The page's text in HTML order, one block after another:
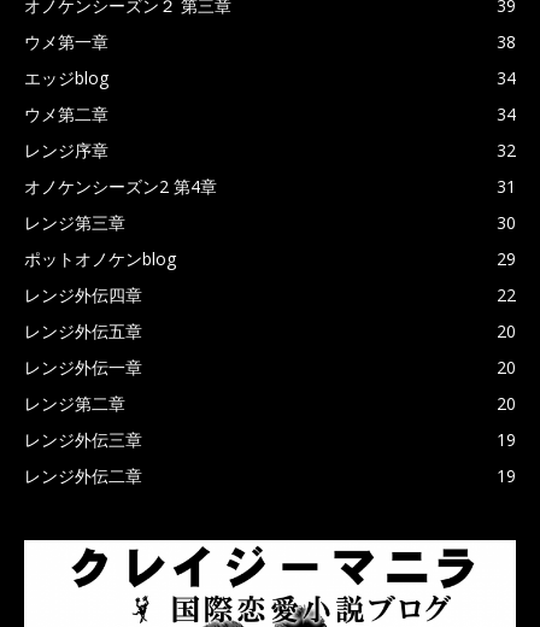
オノケンシーズン２ 第三章
39
ウメ第一章
38
エッジblog
34
ウメ第二章
34
レンジ序章
32
オノケンシーズン2 第4章
31
レンジ第三章
30
ポットオノケンblog
29
レンジ外伝四章
22
レンジ外伝五章
20
レンジ外伝一章
20
レンジ第二章
20
レンジ外伝三章
19
レンジ外伝二章
19